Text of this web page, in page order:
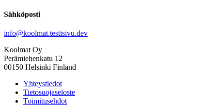
Sähköposti
info@koolmat.testisivu.dev
Koolmat Oy
Perämiehenkatu 12
00150 Helsinki Finland
Yhteystiedot
Tietosuojaseloste
Toimitusehdot